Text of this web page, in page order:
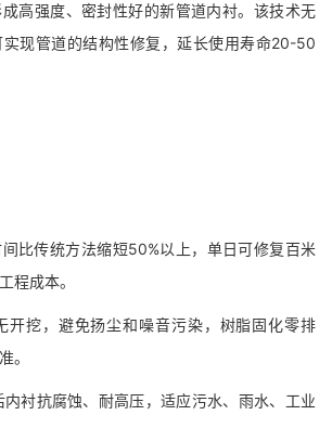
高强度、密封性好的新管道内衬。该技术无
现管道的结构性修复，延长使用寿命20-50
比传统方法缩短50%以上，单日可修复百米
程成本。
开挖，避免扬尘和噪音污染，树脂固化零排
。
衬抗腐蚀、耐高压，适应污水、雨水、工业